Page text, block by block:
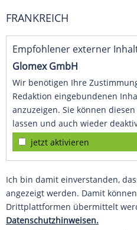
FRANKREICH
Empfohlener externer
Glomex GmbH
Wir benötigen Ihre
Redaktion eingebundenen
anzuzeigen. Sie können
lassen und auch wieder
jetzt aktivieren
Ich bin damit einverstanden,
angezeigt werden. Damit
Drittplattformen übermittelt
Datenschutzhinweisen.